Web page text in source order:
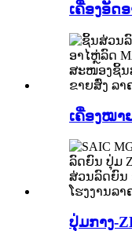
ເຄື່ອງອັດ
ເຄື່ອງໝາ
ປຸ່ມກາງ-